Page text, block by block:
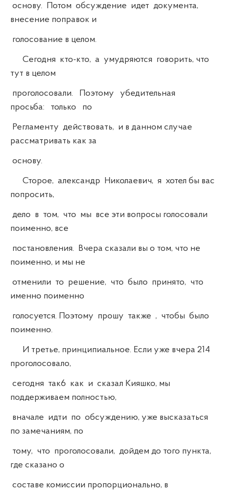
основу. Потом обсуждение идет документа,
внесение поправок и
голосование в целом.
Сегодня кто-кто, а умудряются говорить, что
тут в целом
проголосовали. Поэтому убедительная
просьба: только по
Регламенту действовать, и в данном случае
рассматривать как за
основу.
Сторое, александр Николаевич, я хотел бы вас
попросить,
дело в том, что мы все эти вопросы голосовали
поименно, все
постановления. Вчера сказали вы о том, что не
поименно, и мы не
отменили то решение, что было принято, что
именно поименно
голосуется. Поэтому прошу также , чтобы было
поименно.
И третье, принципиальное. Если уже вчера 214
проголосовало,
сегодня так6 как и сказал Кияшко, мы
поддерживаем полностью,
вначале идти по обсуждению, уже высказаться
по замечаниям, по
тому, что проголосовали, дойдем до того пункта,
где сказано о
составе комиссии пропорционально, в